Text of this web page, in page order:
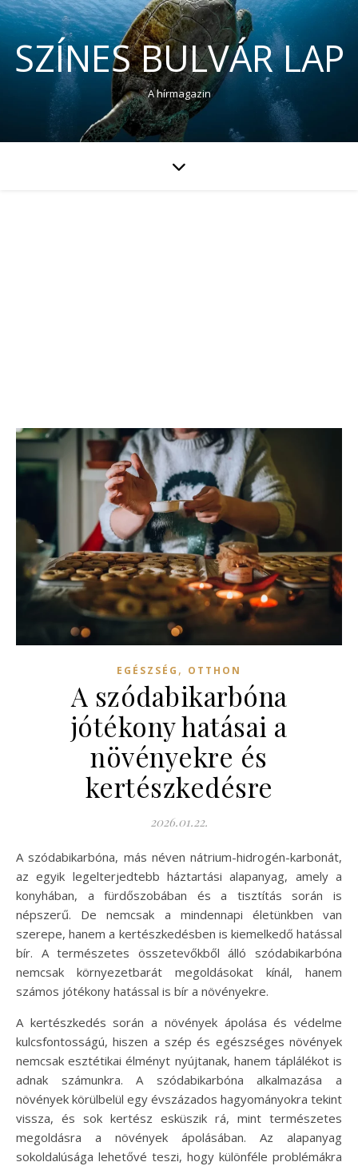
SZÍNES BULVÁR LAP
A hírmagazin
EGÉSZSÉG , OTTHON
A szódabikarbóna
jótékony hatásai a
növényekre és
kertészkedésre
2026.01.22.
A szódabikarbóna, más néven nátrium-hidrogén-karbonát,
az egyik legelterjedtebb háztartási alapanyag, amely a
konyhában, a fürdőszobában és a tisztítás során is
népszerű. De nemcsak a mindennapi életünkben van
szerepe, hanem a kertészkedésben is kiemelkedő hatással
bír. A természetes összetevőkből álló szódabikarbóna
nemcsak környezetbarát megoldásokat kínál, hanem
számos jótékony hatással is bír a növényekre.
A kertészkedés során a növények ápolása és védelme
kulcsfontosságú, hiszen a szép és egészséges növények
nemcsak esztétikai élményt nyújtanak, hanem táplálékot is
adnak számunkra. A szódabikarbóna alkalmazása a
növények körülbelül egy évszázados hagyományokra tekint
vissza, és sok kertész esküszik rá, mint természetes
megoldásra a növények ápolásában. Az alapanyag
sokoldalúsága lehetővé teszi, hogy különféle problémákra